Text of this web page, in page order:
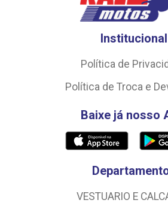
Institucional
Política de
Política de Troca e
Baixe já nosso
VESTUARIO E